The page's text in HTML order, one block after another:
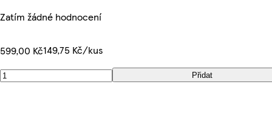
Zatím žádné hodnocení
599,00 Kč149,75 Kč/kus
Přidat